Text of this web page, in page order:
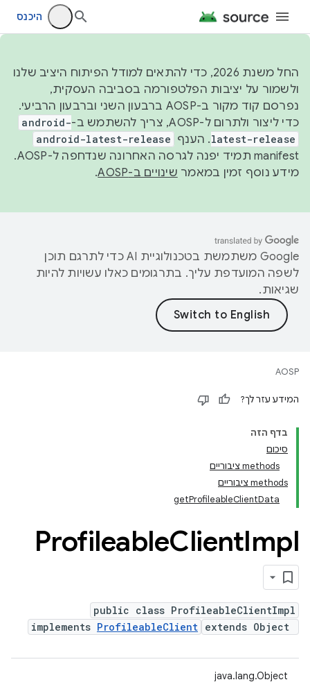
היכנס
החל משנת 2026, כדי להתאים למודל הפיתוח היציב שלנו
ולשמור על יציבות הפלטפורמה בסביבה העסקית,
נפרסם קוד מקור ב-AOSP ברבעון השני וברבעון הרביעי.
כדי ליצור ולתרום ל-AOSP, צריך להשתמש ב-
android-
latest-release. הענף android-latest-release
manifest תמיד יפנה לגרסה האחרונה שנדחפה ל-AOSP.
מידע נוסף זמין במאמר שינויים ב-AOSP .
‫Google משתמשת בטכנולוגיית AI כדי לתרגם תוכן
לשפה המועדפת עליך. בתרגומים כאלו עשויות להיות
שגיאות.
AOSP
המידע עזר לך?
בדף הזה
סיכום
‫methods ציבוריים
‫methods ציבוריים
getProfileableClientData
ProfileableClientImpl
public class ProfileableClientImpl
extends Object
implements ProfileableClient
java.lang.Object